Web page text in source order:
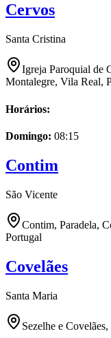
Cervos
Santa Cristina
Igreja Paroquial de
Montalegre, Vila Real,
Horários:
Domingo: 08:15
Contim
São Vicente
Contim, Paradela,
Portugal
Covelães
Santa Maria
Sezelhe e